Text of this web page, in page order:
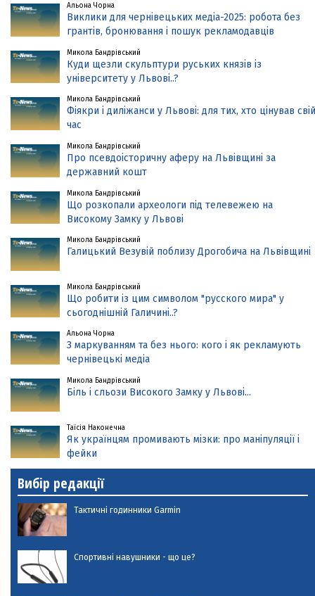
Альона Чорна
Виклики для чернівецьких медіа-2025: робота без
грантів, бронювання і пошук рекламодавців
Микола Бандрівський
Куди щезли скульптури руських князів із
університету у Львові..?
Микола Бандрівський
Фіякри і диліжанси у Львові: для тих, хто цінував свій
час
Микола Бандрівський
Про псевдоісторичну аферу на Львівщині за
державний кошт
Микола Бандрівський
Що розкопали археологи під телевежею на
Високому Замку у Львові
Микола Бандрівський
Галицький Везувій поблизу Дрогобича на Львівщині
Микола Бандрівський
Що робити із цим символом "русского мира" у
сьогоднішній Галичині..?
Альона Чорна
З маркуванням та без нього: кого і як рекламують
чернівецькі медіа
Микола Бандрівський
Біль і сльози Високого Замку у Львові...
Таїсія Наконечна
Як українцям промивають мізки: про маніпуляції і
фейки
Вибір редакції
Тактичні годинники Garmin
Спортивні навушники - що це?